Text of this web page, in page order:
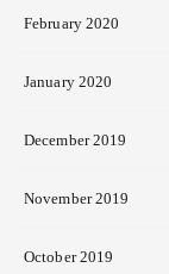
February 2020
January 2020
December 2019
November 2019
October 2019